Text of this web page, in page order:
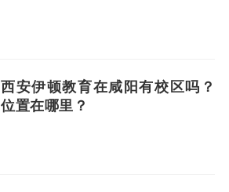
西安伊顿教育在咸阳有校区吗？
位置在哪里？